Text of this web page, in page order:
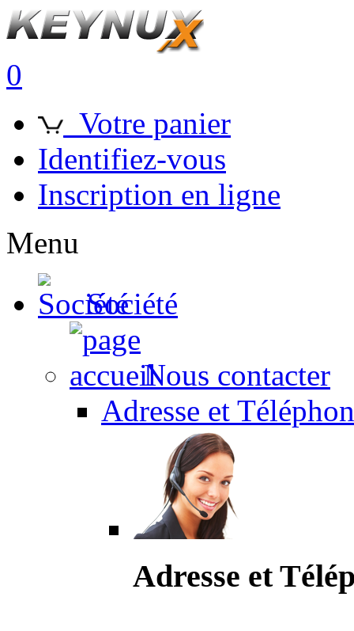
0
Votre panier
Identifiez-vous
Inscription en ligne
Menu
Société
Nous contacter
Adresse et
Adresse et